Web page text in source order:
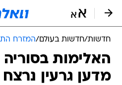
חדשות/חדשות בעולם/המזרח
האלימות
מדען גרעין נרצח